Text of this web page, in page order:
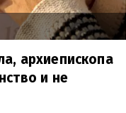
архиепископа
и не